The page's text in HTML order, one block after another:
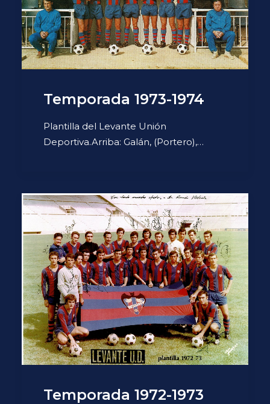
Temporada 1973-1974
Plantilla del Levante Unión
Deportiva.Arriba: Galán, (Portero),…
Temporada 1972-1973